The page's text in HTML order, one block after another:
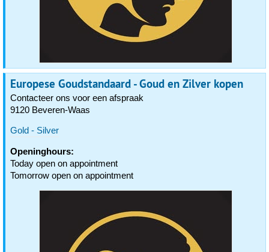
Europese Goudstandaard - Goud en Zilver kopen
Contacteer ons voor een afspraak
9120 Beveren-Waas
Gold - Silver
Openinghours:
Today open on appointment
Tomorrow open on appointment